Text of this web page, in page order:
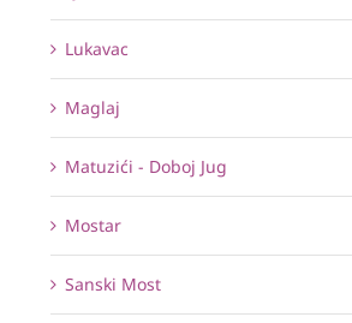
Lukavac
Maglaj
Matuzići - Doboj Jug
Mostar
Sanski Most